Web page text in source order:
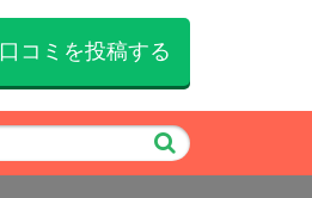
口コミを投稿する